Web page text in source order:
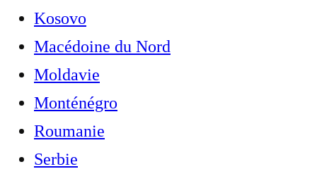
Kosovo
Macédoine du Nord
Moldavie
Monténégro
Roumanie
Serbie